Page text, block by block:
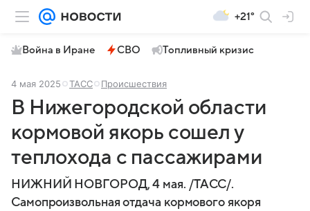
+21°
Война в Иране СВО Топливный кризис
4 мая 2025 ТАСС Происшествия
В Нижегородской области
кормовой якорь сошел у
теплохода с пассажирами
НИЖНИЙ НОВГОРОД, 4 мая. /ТАСС/.
Самопроизвольная отдача кормового якоря